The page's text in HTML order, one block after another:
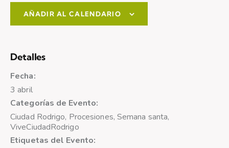
AÑADIR AL CALENDARIO
Detalles
Fecha:
3 abril
Categorías de Evento:
Ciudad Rodrigo, Procesiones, Semana santa,
ViveCiudadRodrigo
Etiquetas del Evento: